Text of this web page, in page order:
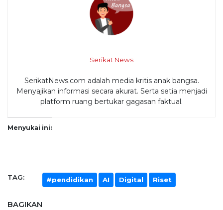
Serikat News
SerikatNews.com adalah media kritis anak bangsa.
Menyajikan informasi secara akurat. Serta setia menjadi
platform ruang bertukar gagasan faktual.
Menyukai ini:
TAG: #pendidikan AI Digital Riset
BAGIKAN